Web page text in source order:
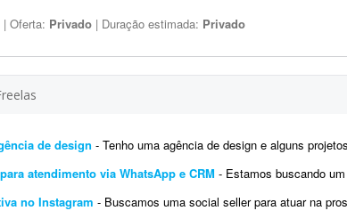
| Oferta: Privado | Duração estimada: Privado
de design - Tenho uma agência de design e alguns projetos secundários ligados a ela.
atendimento via WhatsApp e CRM - Estamos buscando um profissional para atuar no
no Instagram - Buscamos uma social seller para atuar na prospecção ativa pelo Instagram.